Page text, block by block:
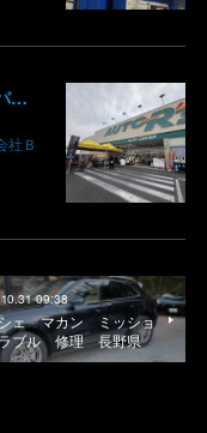
オートアールズ 前橋みなみモール店 パワーモールフェス イベント デントリペア 鈑金修理 塗装 出店 キズ へこみ 国産車 輸入車 雹 群馬 高崎 前橋
社Ｂ
09:38
ェ マカン ミッショ
ブル 修理 長野県